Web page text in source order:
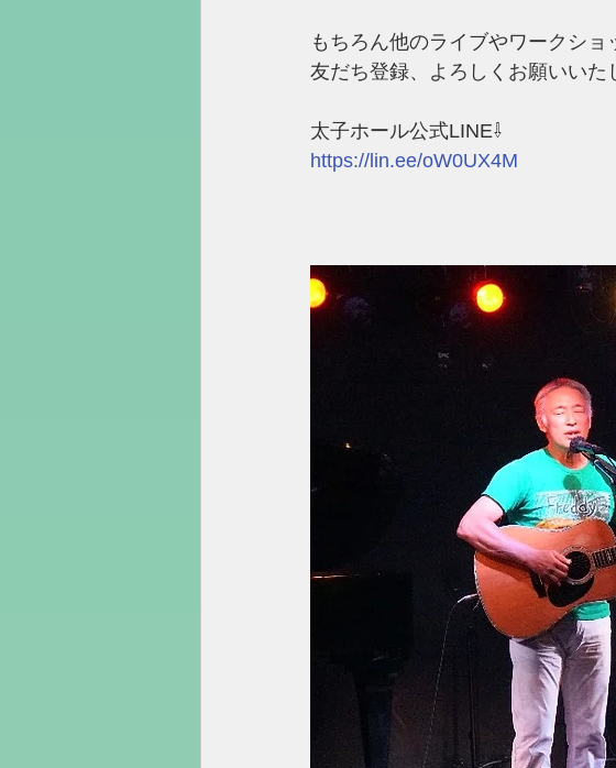
もちろん他のライブやワークショ
友だち登録、よろしくお願いいた
太子ホール公式LINE⇩
https://lin.ee/oW0UX4M